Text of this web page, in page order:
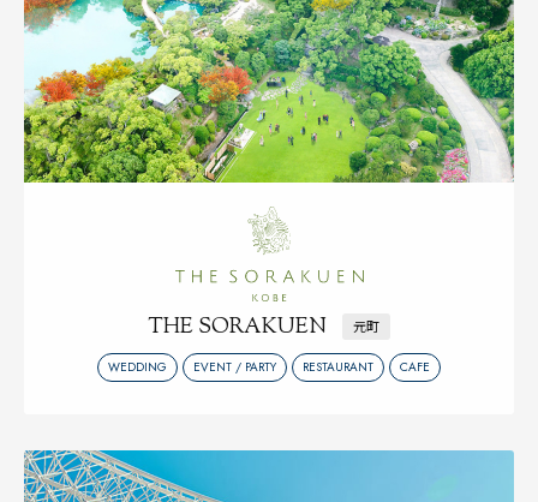
THE SORAKUEN 元町
WEDDING EVENT / PARTY RESTAURANT CAFE